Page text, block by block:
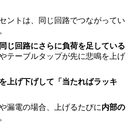
ントは、同じ回路でつながってい
同じ回路にさらに負荷を足している
テーブルタップが先に悲鳴を上げ
上げ下げして「当たればラッキ
漏電の場合、上げるたびに内部の